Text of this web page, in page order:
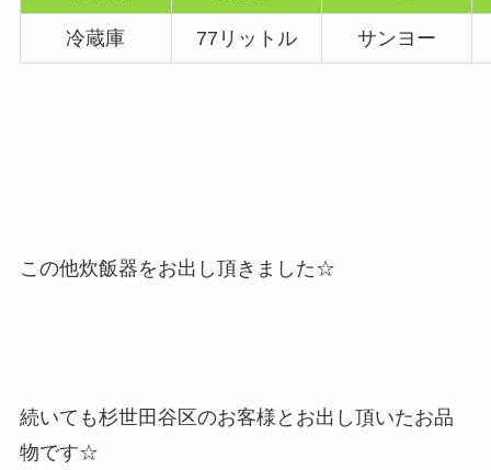
冷蔵庫 77リットル サンヨー
この他炊飯器をお出し頂きました☆
続いても杉世田谷区のお客様とお出し頂いたお品
物です☆